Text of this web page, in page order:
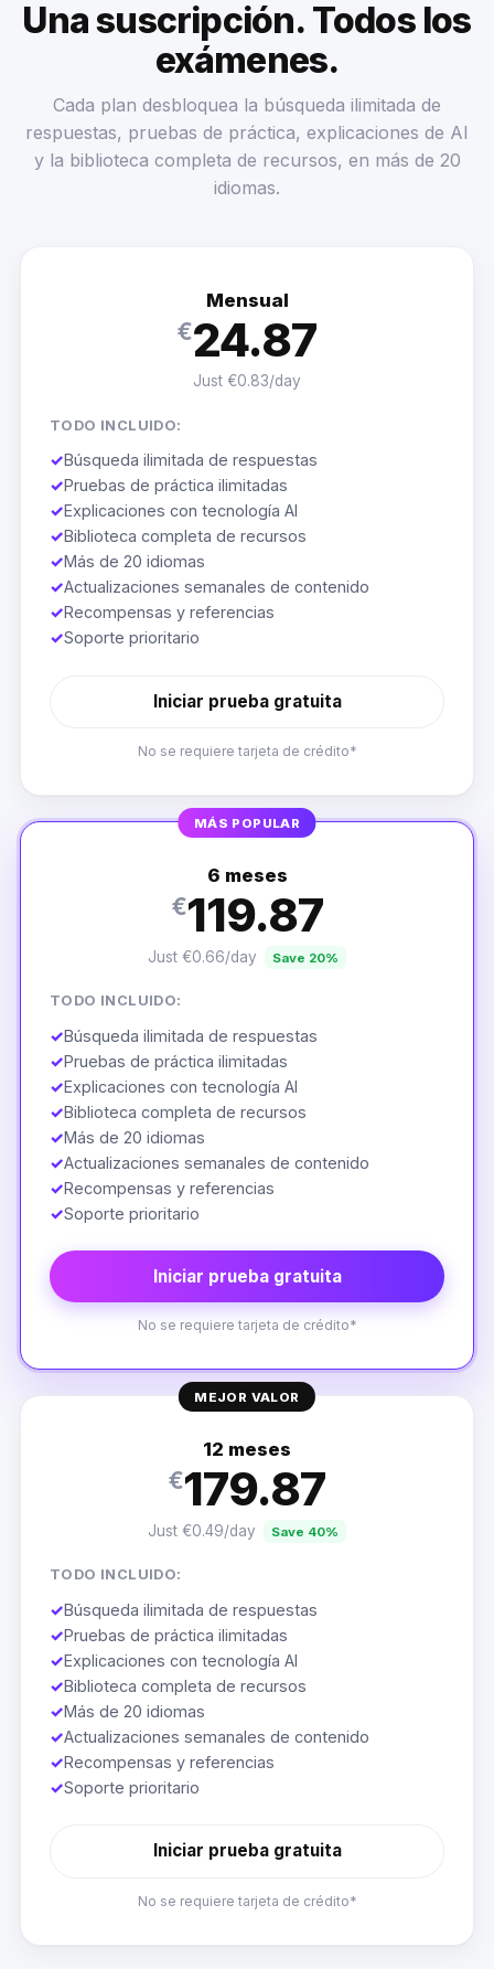
Una suscripción. Todos los
exámenes.
Cada plan desbloquea la búsqueda ilimitada de
respuestas, pruebas de práctica, explicaciones de AI
y la biblioteca completa de recursos, en más de 20
idiomas.
Mensual
€24.87
Just €0.83/day
TODO INCLUIDO:
✓Búsqueda ilimitada de respuestas
✓Pruebas de práctica ilimitadas
✓Explicaciones con tecnología AI
✓Biblioteca completa de recursos
✓Más de 20 idiomas
✓Actualizaciones semanales de contenido
✓Recompensas y referencias
✓Soporte prioritario
Iniciar prueba gratuita
No se requiere tarjeta de crédito*
MÁS POPULAR
6 meses
€119.87
Just €0.66/day Save 20%
TODO INCLUIDO:
✓Búsqueda ilimitada de respuestas
✓Pruebas de práctica ilimitadas
✓Explicaciones con tecnología AI
✓Biblioteca completa de recursos
✓Más de 20 idiomas
✓Actualizaciones semanales de contenido
✓Recompensas y referencias
✓Soporte prioritario
Iniciar prueba gratuita
No se requiere tarjeta de crédito*
MEJOR VALOR
12 meses
€179.87
Just €0.49/day Save 40%
TODO INCLUIDO:
✓Búsqueda ilimitada de respuestas
✓Pruebas de práctica ilimitadas
✓Explicaciones con tecnología AI
✓Biblioteca completa de recursos
✓Más de 20 idiomas
✓Actualizaciones semanales de contenido
✓Recompensas y referencias
✓Soporte prioritario
Iniciar prueba gratuita
No se requiere tarjeta de crédito*